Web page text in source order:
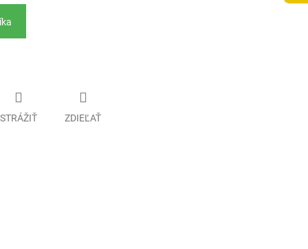
STRÁŽIŤ ZDIEĽAŤ